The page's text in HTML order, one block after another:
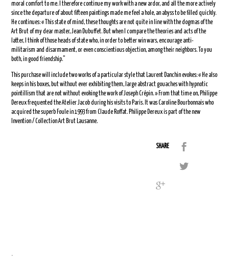
moral comfort to me. I therefore continue my work with a new ardor, and all the more actively
since the departure of about fifteen paintings made me feel a hole, an abyss to be filled quickly.
He continues: « This state of mind, these thoughts are not quite in line with the dogmas of the
Art Brut of my dear master, Jean Dubuffet. But when I compare the theories and acts of the
latter, I think of those heads of state who, in order to better win wars, encourage anti-
militarism and disarmament, or even conscientious objection, among their neighbors. To you
both, in good friendship.”
This purchase will include two works of a particular style that Laurent Danchin evokes: « He also
keeps in his boxes, but without ever exhibiting them, large abstract gouaches with hypnotic
pointillism that are not without evoking the work of Joseph Crépin. » From that time on, Philippe
Dereux frequented the Atelier Jacob during his visits to Paris. It was Caroline Bourbonnais who
acquired the superb Foule in 1993 from Claude Roffat. Philippe Dereux is part of the new
Invention / Collection Art Brut Lausanne.
SHARE
.